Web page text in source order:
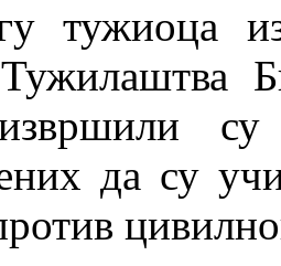
тужиоца
да су